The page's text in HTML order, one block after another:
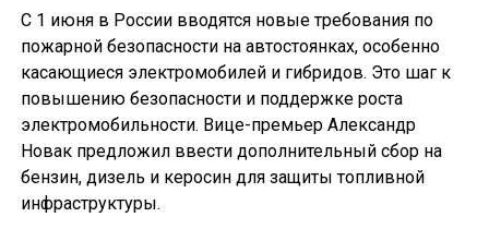
С 1 июня в России вводятся новые требования по
пожарной безопасности на автостоянках, особенно
касающиеся электромобилей и гибридов. Это шаг к
повышению безопасности и поддержке роста
электромобильности. Вице-премьер Александр
Новак предложил ввести дополнительный сбор на
бензин, дизель и керосин для защиты топливной
инфраструктуры.